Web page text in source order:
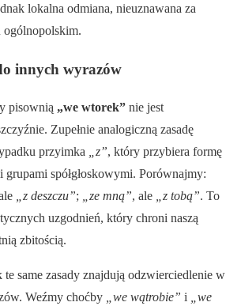
lokalna odmiana, nieuznawana za
innych wyrazów
pisownią „we wtorek” nie jest
Zupełnie analogiczną zasadę
przyimka
„z”, który przybiera formę
grupami spółgłoskowymi. Porównajmy:
„z deszczu”; „ze mną”, ale „z tobą”. To
uzgodnień, który chroni naszą
zbitością.
te same zasady znajdują odzwierciedlenie w
Weźmy choćby
„we wątrobie” i
„we